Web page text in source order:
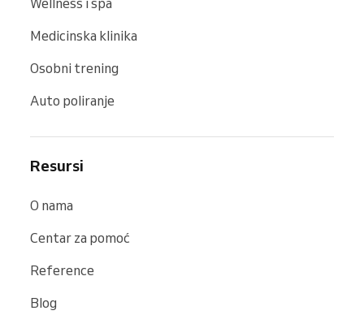
Medicinska klinika
Osobni trening
Auto poliranje
Resursi
O nama
Centar za pomoć
Reference
Blog